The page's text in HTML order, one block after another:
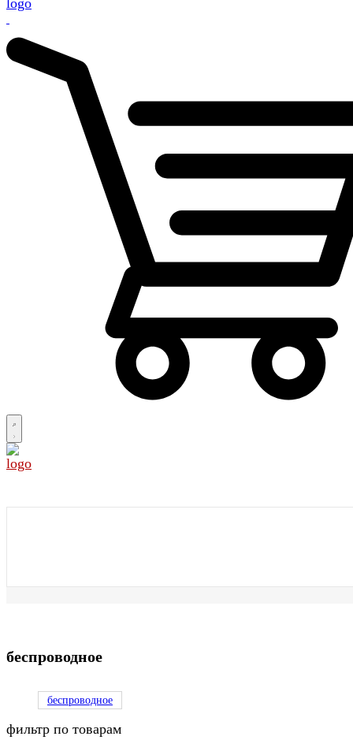
беспроводное
беспроводное
фильтр по товарам